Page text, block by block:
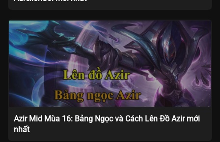
Azir Mid Mùa 16: Bảng Ngọc và Cách Lên Đồ Azir mới
nhất